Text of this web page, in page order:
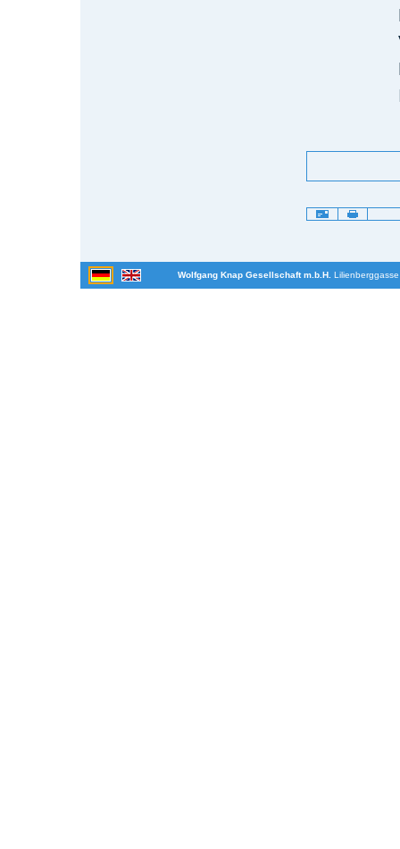
Artikelaktionen
Wolfgang Knap Gesellschaft m.b.H.